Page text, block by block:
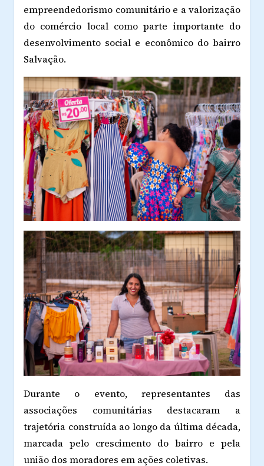
empreendedorismo comunitário e a valorização
do comércio local como parte importante do
desenvolvimento social e econômico do bairro
Salvação.
Durante o evento, representantes das
associações comunitárias destacaram a
trajetória construída ao longo da última década,
marcada pelo crescimento do bairro e pela
união dos moradores em ações coletivas.